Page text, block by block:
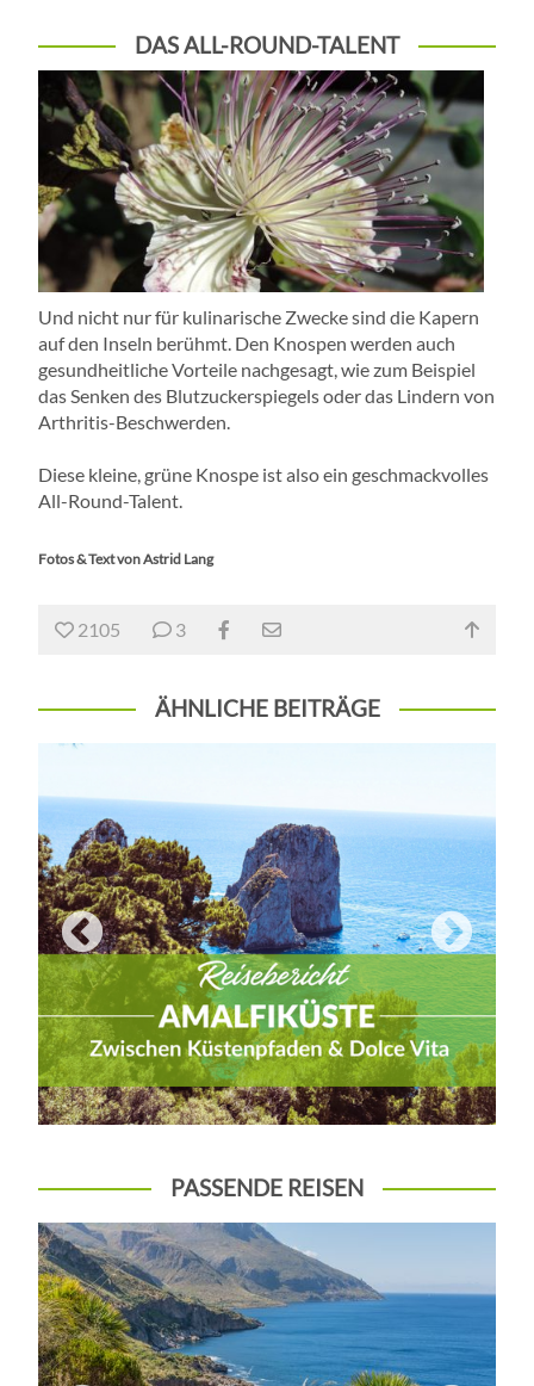
DAS ALL-ROUND-TALENT
Und nicht nur für kulinarische Zwecke sind die Kapern
auf den Inseln berühmt. Den Knospen werden auch
gesundheitliche Vorteile nachgesagt, wie zum Beispiel
das Senken des Blutzuckerspiegels oder das Lindern von
Arthritis-Beschwerden.
Diese kleine, grüne Knospe ist also ein geschmackvolles
All-Round-Talent.
Fotos & Text von Astrid Lang
2105 3
ÄHNLICHE BEITRÄGE
PASSENDE REISEN